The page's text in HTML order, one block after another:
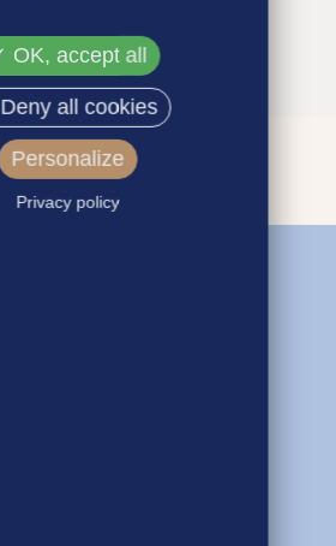
OK, accept all
Deny all cookies
Personalize
Privacy policy